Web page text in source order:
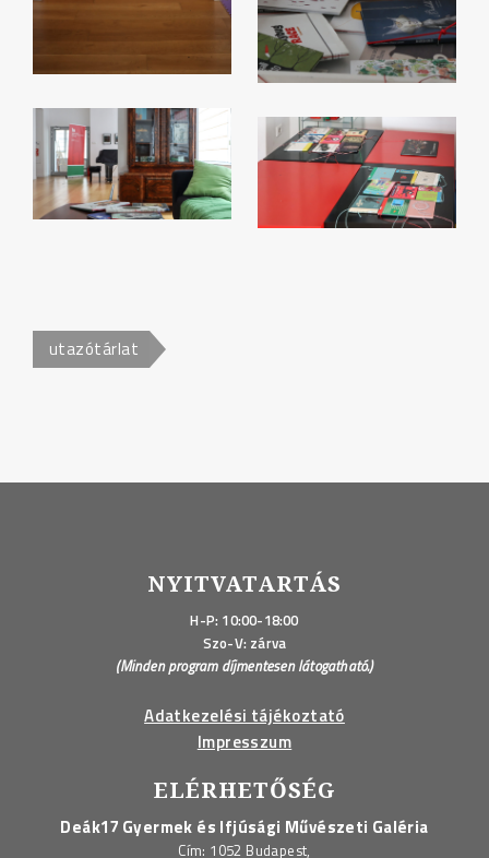
utazótárlat
NYITVATARTÁS
H-P: 10:00-18:00
Szo-V: zárva
(Minden program díjmentesen látogatható.)
Adatkezelési tájékoztató
Impresszum
ELÉRHETŐSÉG
Deák17 Gyermek és Ifjúsági Művészeti Galéria
Cím: 1052 Budapest,